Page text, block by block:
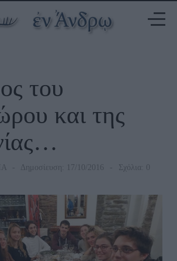
του
και της
Δημοσίευση: 17/10/2016 Σχόλια: 0